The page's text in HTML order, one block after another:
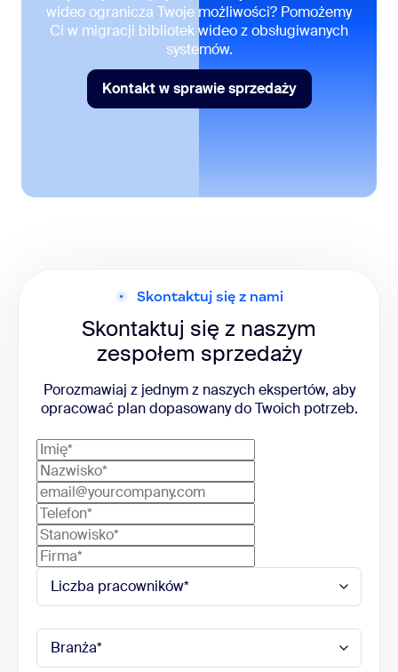
wideo ogranicza Twoje możliwości? Pomożemy
Ci w migracji bibliotek wideo z obsługiwanych
systemów.
Kontakt w sprawie sprzedaży
Kontakt w sprawie sprzedaży
Skontaktuj się z nami
Skontaktuj się z naszym
zespołem sprzedaży
Porozmawiaj z jednym z naszych ekspertów, aby
opracować plan dopasowany do Twoich potrzeb.